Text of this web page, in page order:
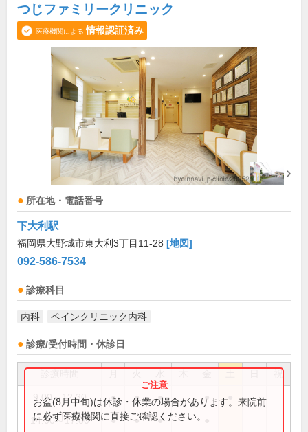
つじファミリークリニック
医療機関による 情報認証済み
所在地・電話番号
下大利駅
福岡県大野城市東大利3丁目11-28 [地図]
092-586-7534
診療科目
内科 ペインクリニック内科
診療/受付時間・休診日
祝
9:00～12:30 ● ● ● ●
14:00～17:00 ● ● ●
お盆(8月中旬)は休診・休業の場合があります。来院前
に必ず医療機関に直接ご確認ください。